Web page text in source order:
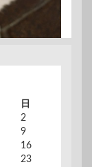
日
2
9
16
23